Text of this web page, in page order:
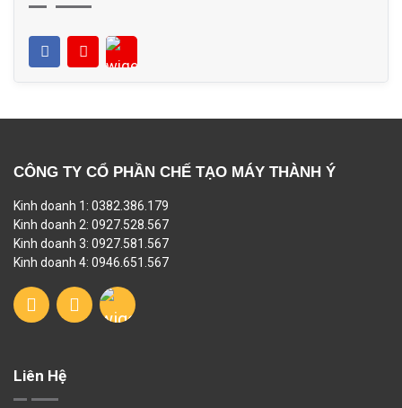
CÔNG TY CỔ PHẦN CHẾ TẠO MÁY THÀNH Ý
Kinh doanh 1: 0382.386.179
Kinh doanh 2: 0927.528.567
Kinh doanh 3: 0927.581.567
Kinh doanh 4: 0946.651.567
Liên Hệ